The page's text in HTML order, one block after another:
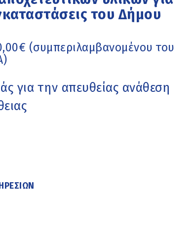
του Δήμου
(συμπεριλαμβανομένου του
για την απευθείας ανάθεση